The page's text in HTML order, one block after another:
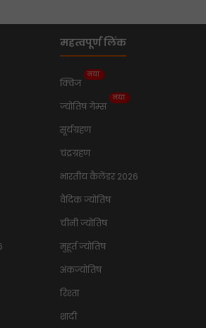
महत्वपूर्ण लिंक
क्विज
नया
ज्योतिष गेम्स
नया
सूर्यग्रहण
चंद्रग्रहण
भारतीय कैलेंडर 2026
वैदिक ज्योतिष
चीनी ज्योतिष
मुहूर्त ज्योतिष
अंकज्योतिष
रिश्ता
शादी